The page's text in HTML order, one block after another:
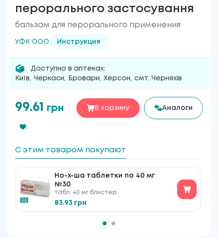
перорального застосування
бальзам для перорального применения
УФК ООО Инструкция
Доступно в аптеках:
Київ, Черкаси, Бровари, Херсон, смт. Черняхів
99.61 грн В корзину Аналоги
С этим товаром покупают
Но-х-ша таблетки по 40 мг
№30
табл. 40 мг блистер
83.93 грн